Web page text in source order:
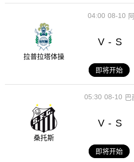
08-10
04:00
拉普拉塔体操
V - S
即将开始
08-10
05:30 巴
桑托斯
V - S
即将开始